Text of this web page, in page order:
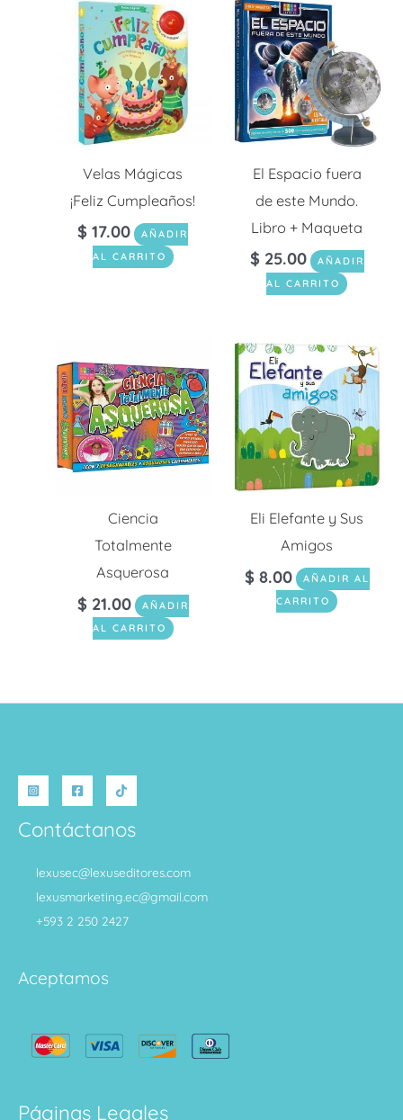
Velas Mágicas
¡Feliz Cumpleaños!
$ 17.00
AÑADIR
AL CARRITO
El Espacio fuera
de este Mundo.
Libro + Maqueta
$ 25.00
AÑADIR
AL CARRITO
Ciencia
Totalmente
Asquerosa
$ 21.00
AÑADIR
AL CARRITO
Eli Elefante y Sus
Amigos
$ 8.00
AÑADIR AL
CARRITO
Contáctanos
lexusec@lexuseditores.com
lexusmarketing.ec@gmail.com
+593 2 250 2427
Aceptamos
Páginas Legales